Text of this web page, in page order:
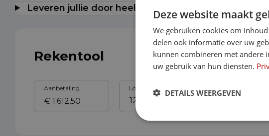
Leveren jullie door heel Nederland?
Rekentool
Aanbetaling Looptijd
Deze website maakt
We gebruiken cookies om
delen ook informatie over uw
kunnen combineren met andere
uw gebruik van hun diensten.
DETAILS WEERGEVEN